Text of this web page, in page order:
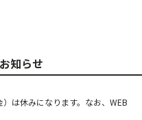
知らせ
は休みになります。なお、WEB